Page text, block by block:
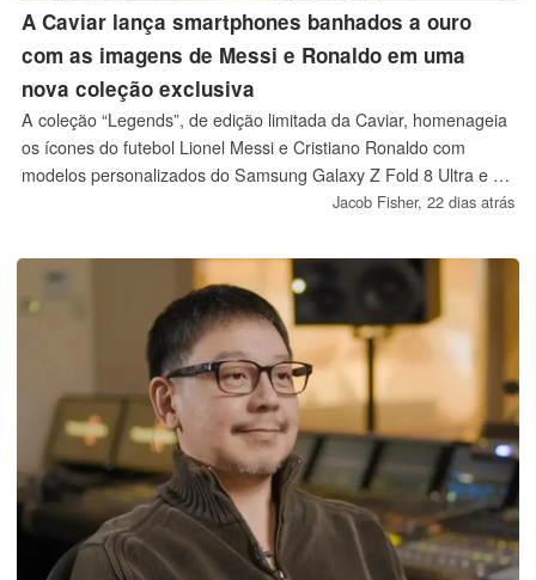
A Caviar lança smartphones banhados a ouro
com as imagens de Messi e Ronaldo em uma
nova coleção exclusiva
A coleção “Legends”, de edição limitada da Caviar, homenageia
os ícones do futebol Lionel Messi e Cristiano Ronaldo com
modelos personalizados do Samsung Galaxy Z Fold 8 Ultra e do
iPhone 17 Pro, que apresentam retratos em esmalte e ouro de
Jacob Fisher, 22 dias atrás